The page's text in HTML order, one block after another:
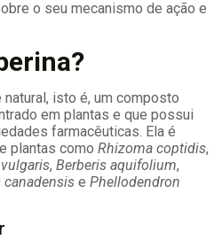
o seu mecanismo de ação e
isto é, um composto
em plantas e que possui
farmacêuticas. Ela é
plantas como Rhizoma coptidis,
, Berberis aquifolium,
canadensis e Phellodendron